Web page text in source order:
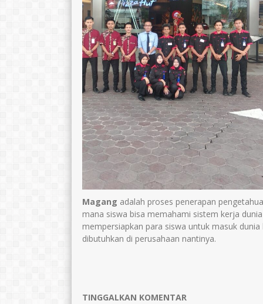
Magang adalah proses penerapan
mana siswa bisa memahami sistem kerja
mempersiapkan para siswa untuk masuk
dibutuhkan di perusahaan nantinya.
TINGGALKAN KOMENTAR